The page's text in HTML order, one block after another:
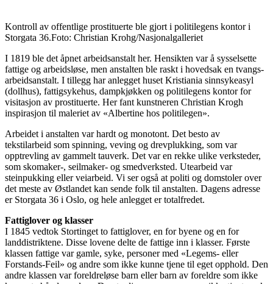
Kontroll av offentlige prostituerte ble gjort i politilegens kontor i
Storgata 36.Foto: Christian Krohg/Nasjonalgalleriet
I 1819 ble det åpnet arbeidsanstalt her. Hensikten var å sysselsette
fattige og arbeidsløse, men anstalten ble raskt i hovedsak en tvangs-
arbeidsanstalt. I tillegg har anlegget huset Kristiania sinnsykeasyl
(dollhus), fattigsykehus, dampkjøkken og politilegens kontor for
visitasjon av prostituerte. Her fant kunstneren Christian Krogh
inspirasjon til maleriet av «Albertine hos politilegen».
Arbeidet i anstalten var hardt og monotont. Det besto av
tekstilarbeid som spinning, veving og drevplukking, som var
opptrevling av gammelt tauverk. Det var en rekke ulike verksteder,
som skomaker-, seilmaker- og smedverksted. Utearbeid var
steinpukking eller veiarbeid. Vi ser også at politi og domstoler over
det meste av Østlandet kan sende folk til anstalten. Dagens adresse
er Storgata 36 i Oslo, og hele anlegget er totalfredet.
Fattiglover og klasser
I 1845 vedtok Stortinget to fattiglover, en for byene og en for
landdistriktene. Disse lovene delte de fattige inn i klasser. Første
klassen fattige var gamle, syke, personer med «Legems- eller
Forstands-Feil» og andre som ikke kunne tjene til eget opphold. Den
andre klassen var foreldreløse barn eller barn av foreldre som ikke